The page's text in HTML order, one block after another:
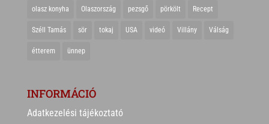
olasz konyha Olaszország pezsgő pörkölt Recept
Széll Tamás sör tokaj USA videó Villány Válság
étterem ünnep
INFORMÁCIÓ
Adatkezelési tájékoztató